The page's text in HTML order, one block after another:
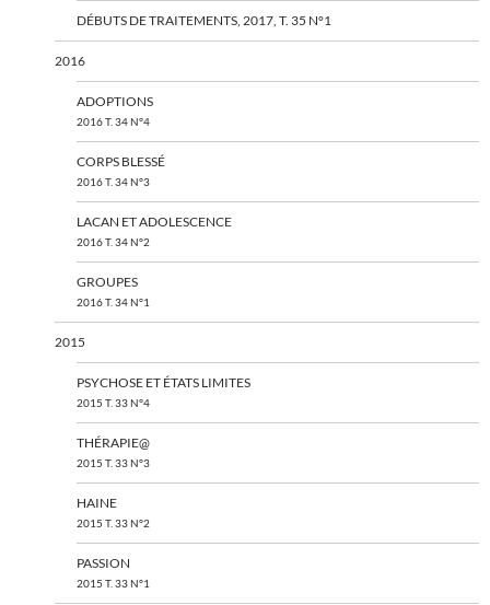
DÉBUTS DE TRAITEMENTS, 2017, T. 35 N°1
2016
ADOPTIONS
2016 T. 34 N°4
CORPS BLESSÉ
2016 T. 34 N°3
LACAN ET ADOLESCENCE
2016 T. 34 N°2
GROUPES
2016 T. 34 N°1
2015
PSYCHOSE ET ÉTATS LIMITES
2015 T. 33 N°4
THÉRAPIE@
2015 T. 33 N°3
HAINE
2015 T. 33 N°2
PASSION
2015 T. 33 N°1